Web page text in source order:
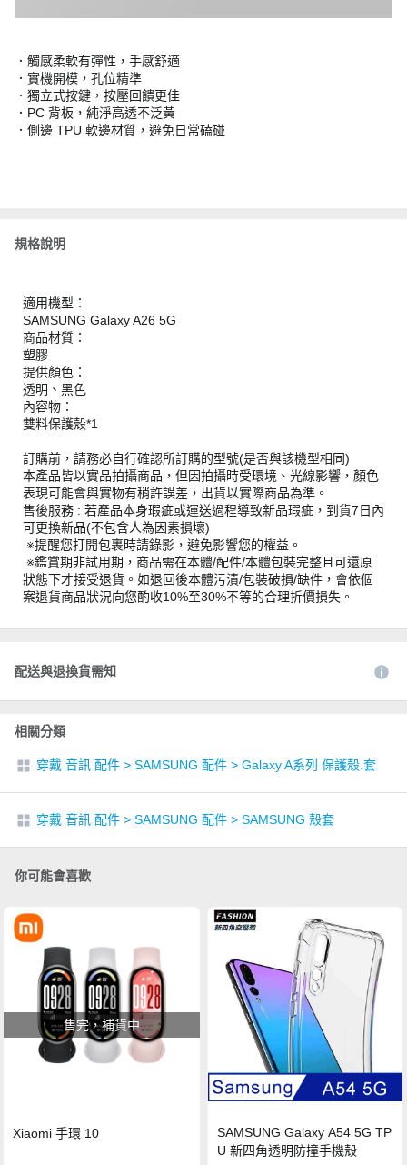
．觸感柔軟有彈性，手感舒適
．實機開模，孔位精準
．獨立式按鍵，按壓回饋更佳
．PC 背板，純淨高透不泛黃
．側邊 TPU 軟邊材質，避免日常磕碰
規格說明
適用機型：
SAMSUNG Galaxy A26 5G
商品材質：
塑膠
提供顏色：
透明、黑色
內容物：
雙料保護殼*1
訂購前，請務必自行確認所訂購的型號(是否與該機型相同)
本產品皆以實品拍攝商品，但因拍攝時受環境、光線影響，顏色
表現可能會與實物有稍許誤差，出貨以實際商品為準。
售後服務 : 若產品本身瑕疵或運送過程導致新品瑕疵，到貨7日內
可更換新品(不包含人為因素損壞)
※提醒您打開包裹時請錄影，避免影響您的權益。
※鑑賞期非試用期，商品需在本體/配件/本體包裝完整且可還原
狀態下才接受退貨。如退回後本體污漬/包裝破損/缺件，會依個
案退貨商品狀況向您酌收10%至30%不等的合理折價損失。
配送與退換貨需知
相關分類
穿戴 音訊 配件 > SAMSUNG 配件 > Galaxy A系列 保護殼.套
穿戴 音訊 配件 > SAMSUNG 配件 > SAMSUNG 殼套
你可能會喜歡
售完，補貨中
Xiaomi 手環 10
SAMSUNG Galaxy A54 5G TP
U 新四角透明防撞手機殼